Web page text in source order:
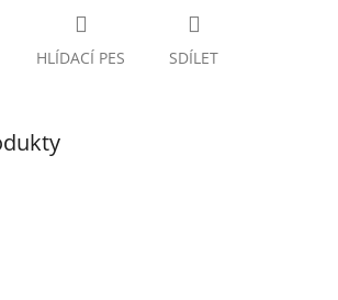
HLÍDACÍ PES SDÍLET